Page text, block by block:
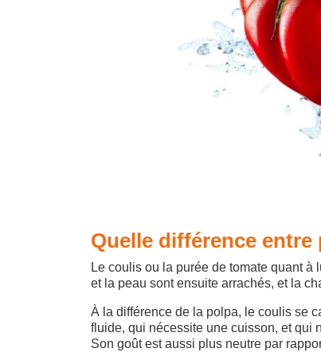
Quelle différence
Le coulis ou la purée de tomate quant
et la peau sont ensuite arrachés, et la
À la différence de la polpa, le coulis se
fluide, qui nécessite une cuisson, et qui
Son goût est aussi plus neutre par